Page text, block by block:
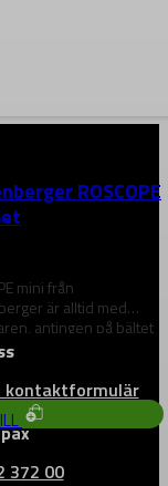
ROSCOPE
mini från
är alltid med
antingen på bältet
Små…
kr
kontaktformulär
372 00